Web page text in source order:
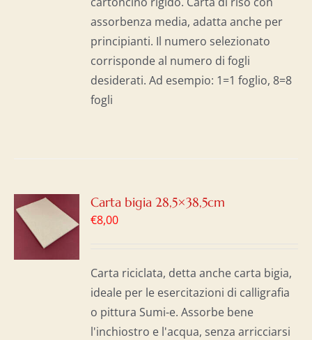
assorbenza media, adatta anche per
principianti. Il numero selezionato
corrisponde al numero di fogli
desiderati. Ad esempio: 1=1 foglio, 8=8
fogli
Carta bigia 28,5×38,5cm
€8,00
Carta riciclata, detta anche carta bigia,
ideale per le esercitazioni di calligrafia
o pittura Sumi-e. Assorbe bene
l'inchiostro e l'acqua, senza arricciarsi